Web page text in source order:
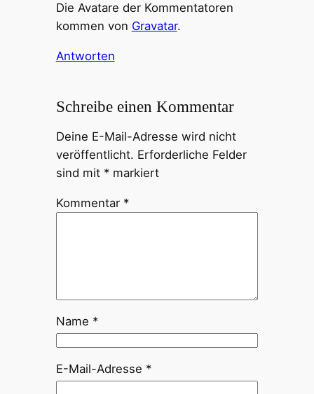
Die Avatare der Kommentatoren
kommen von Gravatar.
Antworten
Schreibe einen Kommentar
Deine E-Mail-Adresse wird nicht
veröffentlicht. Erforderliche Felder
sind mit *markiert
Kommentar *
Name *
E-Mail-Adresse *